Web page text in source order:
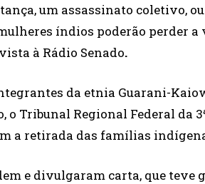
um assassinato coletivo,
índios poderão perder
à Rádio Senado.
da etnia Guarani-
o Tribunal Regional Federal da
a retirada das famílias
e divulgaram carta, que teve